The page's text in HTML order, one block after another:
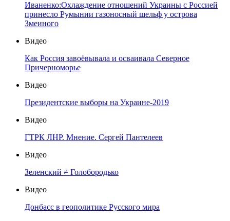
Иваненко:Охлаждение отношений Украины с Россией
принесло Румынии газоносный шельф у острова
Змеиного
Видео
Как Россия завоёвывала и осваивала Северное
Причерноморье
Видео
Президентские выборы на Украине-2019
Видео
ГТРК ЛНР. Мнение. Сергей Пантелеев
Видео
Зеленский ≠ Голобородько
Видео
Донбасс в геополитике Русского мира